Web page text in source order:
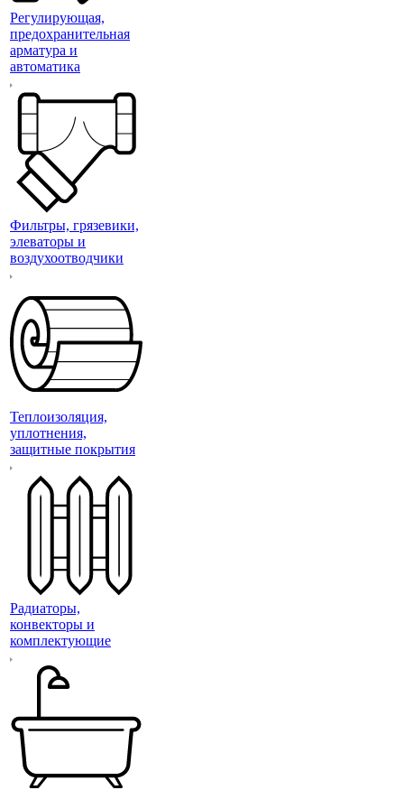
Регулирующая,
предохранительная
арматура и
автоматика
Фильтры, грязевики,
элеваторы и
воздухоотводчики
Теплоизоляция,
уплотнения,
защитные покрытия
Радиаторы,
конвекторы и
комплектующие